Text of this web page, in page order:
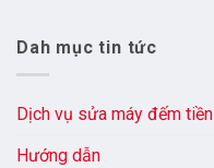
Dah mục tin tức
Dịch vụ sửa máy đếm tiền
Hướng dẫn